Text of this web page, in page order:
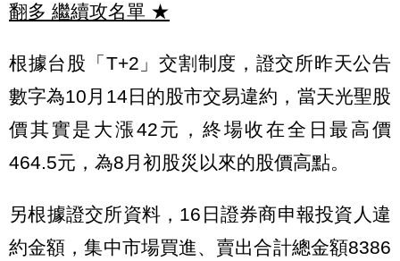
翻多 繼續攻名單 ★
根據台股「T+2」交割制度，證交所昨天公告
數字為10月14日的股市交易違約，當天光聖股
價其實是大漲42元，終場收在全日最高價
464.5元，為8月初股災以來的股價高點。
另根據證交所資料，16日證券商申報投資人違
約金額，集中市場買進、賣出合計總金額8386